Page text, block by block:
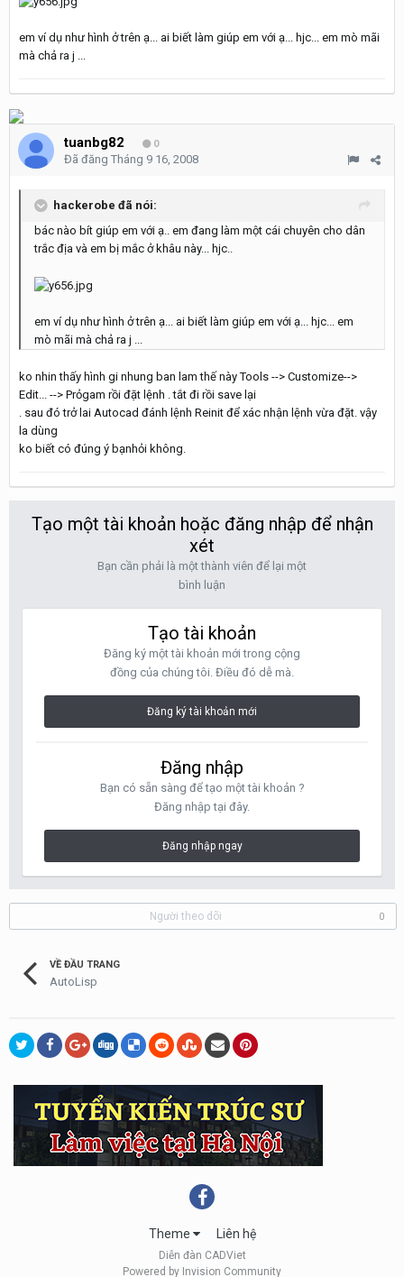
em ví dụ như hình ở trên ạ... ai biết làm giúp em với ạ... hjc... em mò mãi
mà chả ra j ...
tuanbg82 0
Đã đăng Tháng 9 16, 2008
hackerobe đã nói:
bác nào bít giúp em với ạ.. em đang làm một cái chuyên cho dân
trắc địa và em bị mắc ở khâu này... hjc..
em ví dụ như hình ở trên ạ... ai biết làm giúp em với ạ... hjc... em
mò mãi mà chả ra j ...
ko nhin thấy hình gi nhung ban lam thế này Tools --> Customize-->
Edit... --> Prỏgam rồi đặt lệnh . tắt đi rồi save lại
. sau đó trở lai Autocad đánh lệnh Reinit để xác nhận lệnh vừa đặt. vậy
la dùng
ko biết có đúng ý bạnhỏi không.
Tạo một tài khoản hoặc đăng nhập để nhận
xét
Bạn cần phải là một thành viên để lại một
bình luận
Tạo tài khoản
Đăng ký một tài khoản mới trong cộng
đồng của chúng tôi. Điều đó dễ mà.
Đăng ký tài khoản mới
Đăng nhập
Bạn có sẵn sàng để tạo một tài khoản ?
Đăng nhập tại đây.
Đăng nhập ngay
Người theo dõi 0
VỀ ĐẦU TRANG
AutoLisp
Theme Liên hệ
Diễn đàn CADViet
Powered by Invision Community